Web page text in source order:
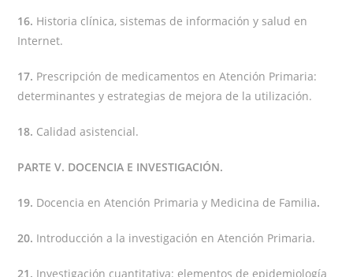
16. Historia clínica, sistemas de información y salud en
Internet.
17. Prescripción de medicamentos en Atención Primaria:
determinantes y estrategias de mejora de la utilización.
18. Calidad asistencial.
PARTE V. DOCENCIA E INVESTIGACIÓN.
19. Docencia en Atención Primaria y Medicina de Familia.
20. Introducción a la investigación en Atención Primaria.
21. Investigación cuantitativa: elementos de epidemiología